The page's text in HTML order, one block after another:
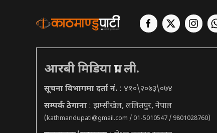
आरबी मिडिया प्रा. ली.
सूचना विभागमा दर्ता नं. : ४१०\२०७३\०७४
सम्पर्क ठेगाना : झम्सीखेल, ललितपुर, नेपाल
(kathmandupati@gmail.com / 01-5010547 / 9801028760)